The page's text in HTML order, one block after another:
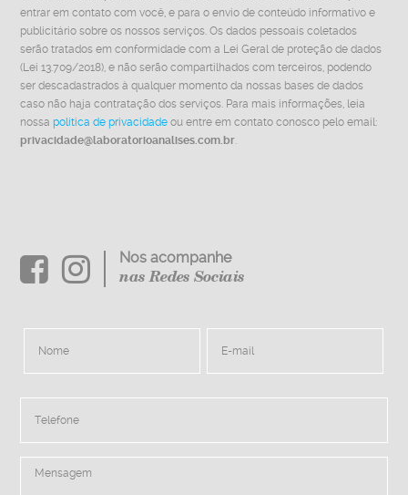
entrar em contato com você, e para o envio de conteúdo informativo e
publicitário sobre os nossos serviços. Os dados pessoais coletados
serão tratados em conformidade com a Lei Geral de proteção de dados
(Lei 13.709/2018), e não serão compartilhados com terceiros, podendo
ser descadastrados à qualquer momento da nossas bases de dados
caso não haja contratação dos serviços. Para mais informações, leia
nossapolítica de privacidade ou entre em contato conosco pelo email:
privacidade@laboratorioanalises.com.br.
Nos acompanhe
nas Redes Sociais